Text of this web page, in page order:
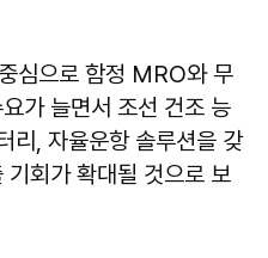
심으로 함정 MRO와 무
가 늘면서 조선 건조 능
리, 자율운항 솔루션을 갖
회가 확대될 것으로 보